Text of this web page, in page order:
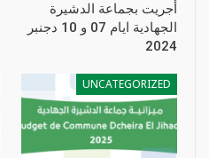
أجريت بجماعة الدشيرة
الجهادية ايام 07 و 10 دجنبر
2024
UNCATEGORIZED